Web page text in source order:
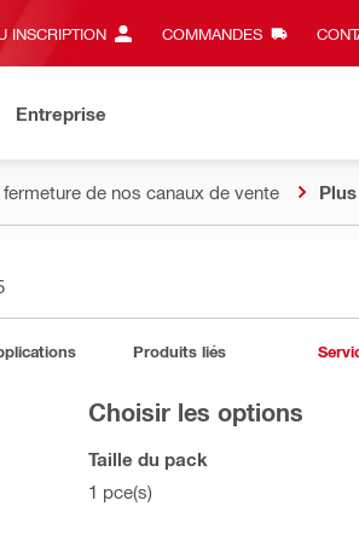
INSCRIPTION COMMANDES
Entreprise
de nos canaux de vente
Produits liés
Choisir les options
Taille du pack
1 pce(s)